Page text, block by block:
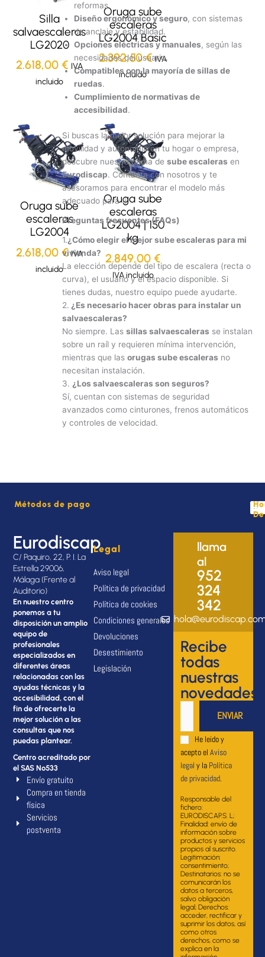
Silla
salvaescaleras
LG2020
2.618,00 € IVA
incluido
Oruga sube
escaleras
LG2004 Basic
2.392,50€ IVA
incluido
Oruga sube
escaleras
LG2004
2.618,00 € IVA
incluido
Oruga sube
escaleras
LG2004 | 150
kg
2.849,00 €
IVA incluido
reformas.
Diseño ergonómico y seguro, con sistemas
de anclaje y estabilidad.
Opciones eléctricas y manuales, según las
necesidades del usuario.
Compatibles con la mayoría de sillas de
ruedas.
Cumplimiento de normativas de
accesibilidad.
Si buscas la mejor solución para mejorar la
movilidad y autonomía en tu hogar o empresa,
descubre nuestra gama desube escaleras en
Eurodiscap. Contacta con nosotros y te
asesoramos para encontrar el modelo más
adecuado para ti.
Preguntas frecuentes (FAQs)
1.¿Cómo elegir el mejor sube escaleras para mi
vivienda?
La elección depende del tipo de escalera (recta o
curva), el usuario y el espacio disponible. Si
tienes dudas, nuestro equipo puede ayudarte.
2. ¿Es necesario hacer obras para instalar un
salvaescaleras?
No siempre. Lassillas salvaescaleras se instalan
sobre un raíl y requieren mínima intervención,
mientras que lasorugas sube escaleras no
necesitan instalación.
3. ¿Los salvaescaleras son seguros?
Sí, cuentan con sistemas de seguridad
avanzados como cinturones, frenos automáticos
y controles de velocidad.
Métodos de pago
Eurodiscap
C/ Paquiro, 22, P. I. La
Estrella 29006,
Málaga (Frente al
Auditorio)
En nuestro centro
ponemos a tu
disposición un amplio
equipo de
profesionales
especializados en
diferentes áreas
relacionadas con las
ayudas técnicas y la
accesibilidad, con el
fin de ofrecerte la
mejor solución a las
consultas que nos
puedas plantear.
Centro acreditado por
el SAS Nº533
Envío gratuito
Compra en tienda
física
Servicios
postventa
Legal
Aviso legal
Política de privacidad
Política de cookies
Condiciones generales
Devoluciones
Desestimiento
Legislación
llama
al
952
324
342
Recibe
todas
nuestras
novedades
He leido y
acepto el Aviso
legal y la Política
de privacidad.
Responsable del
fichero:
EURODISCAP.S. L;
Finalidad: envío de
información sobre
productos y servicios
propios al suscrito.
Legitimación:
consentimiento;
Destinatarios: no se
comunicarán los
datos a terceros,
salvo obligación
legal; Derechos:
acceder, rectificar y
suprimir los datos, así
como otros
derechos, como se
explica en la